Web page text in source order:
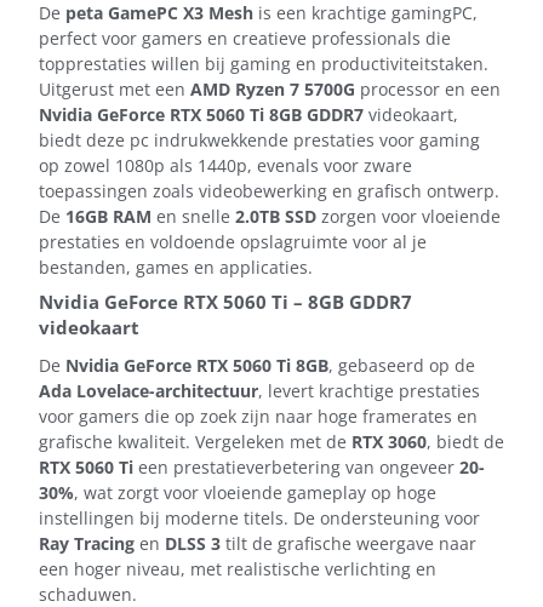
De peta GamePC X3 Mesh is een krachtige gamingPC,
perfect voor gamers en creatieve professionals die
topprestaties willen bij gaming en productiviteitstaken.
Uitgerust met een AMD Ryzen 7 5700G processor en een
Nvidia GeForce RTX 5060 Ti 8GB GDDR7 videokaart,
biedt deze pc indrukwekkende prestaties voor gaming
op zowel 1080p als 1440p, evenals voor zware
toepassingen zoals videobewerking en grafisch ontwerp.
De 16GB RAM en snelle 2.0TB SSD zorgen voor vloeiende
prestaties en voldoende opslagruimte voor al je
bestanden, games en applicaties.
Nvidia GeForce RTX 5060 Ti – 8GB GDDR7
videokaart
De Nvidia GeForce RTX 5060 Ti 8GB, gebaseerd op de
Ada Lovelace-architectuur, levert krachtige prestaties
voor gamers die op zoek zijn naar hoge framerates en
grafische kwaliteit. Vergeleken met de RTX 3060, biedt de
RTX 5060 Ti een prestatieverbetering van ongeveer 20-
30%, wat zorgt voor vloeiende gameplay op hoge
instellingen bij moderne titels. De ondersteuning voor
Ray Tracing en DLSS 3 tilt de grafische weergave naar
een hoger niveau, met realistische verlichting en
schaduwen.